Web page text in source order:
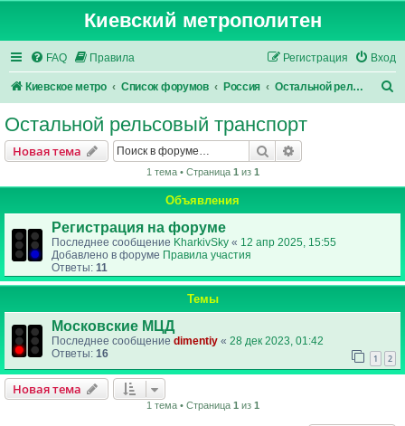
Киевский метрополитен
FAQ Правила Вход
Регистрация
Киевское метро Список форумов Россия Остальной рельсовый транспорт
Остальной рельсовый транспорт
Новая тема Поиск
1 тема • Страница 1 из 1
Объявления
Регистрация на форуме
Последнее сообщение KharkivSky « 12 апр 2025, 15:55
Добавлено в форуме Правила участия
Ответы: 11
Темы
Московские МЦД
Последнее сообщение dimentiy « 28 дек 2023, 01:42
Ответы: 16 1 2
Новая тема
1 тема • Страница 1 из 1